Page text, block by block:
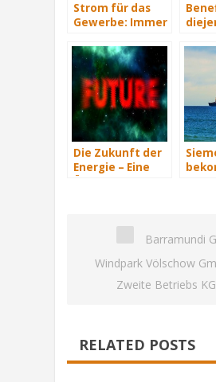
Strom für das
Gewerbe: Immer
versorgt
Die Zukunft der
Energie – Eine
Barramundi
Windpark Völschow
Zweite Betriebs KG
RELATED POSTS